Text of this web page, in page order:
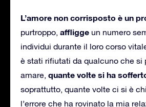
L’amore non corrisposto è un
purtroppo, affligge un numero
individui durante il loro corso
è stati rifiutati da qualcuno che si
amare, quante volte si ha
soprattutto, quante volte ci si è
l’errore che ha rovinato la mia